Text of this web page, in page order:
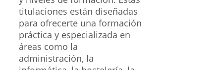
titulaciones están diseñadas
para ofrecerte una formación
práctica y especializada en
áreas como la
administración, la